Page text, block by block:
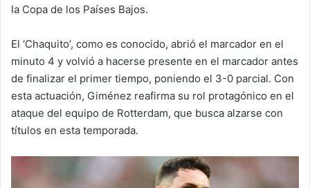
la Copa de los Países Bajos.
El ‘Chaquito’, como es conocido, abrió el marcador en el
minuto 4 y volvió a hacerse presente en el marcador antes
de finalizar el primer tiempo, poniendo el 3-0 parcial. Con
esta actuación, Giménez reafirma su rol protagónico en el
ataque del equipo de Rotterdam, que busca alzarse con
títulos en esta temporada.